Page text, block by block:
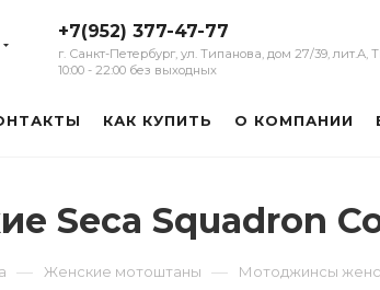
+7(952) 377-47-77
г. Санкт-Петербург, ул. Типанова, дом 27/39, лит.А,
10:00 - 22:00 без выходных
КАК КУПИТЬ О КОМПАНИИ
Seca Squadron
— Женские мотоштаны — Мотоджинсы